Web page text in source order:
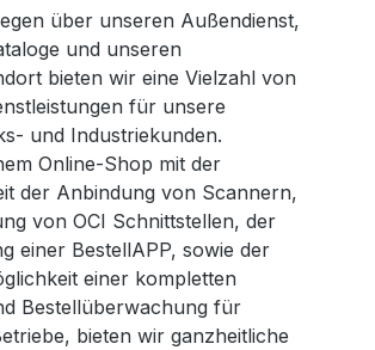
über unseren Außendienst,
und unseren
bieten wir eine Vielzahl von
für unsere
und Industriekunden.
Online-Shop mit der
der Anbindung von Scannern,
von OCI Schnittstellen, der
einer BestellAPP, sowie der
einer kompletten
Bestellüberwachung für
bieten wir ganzheitliche